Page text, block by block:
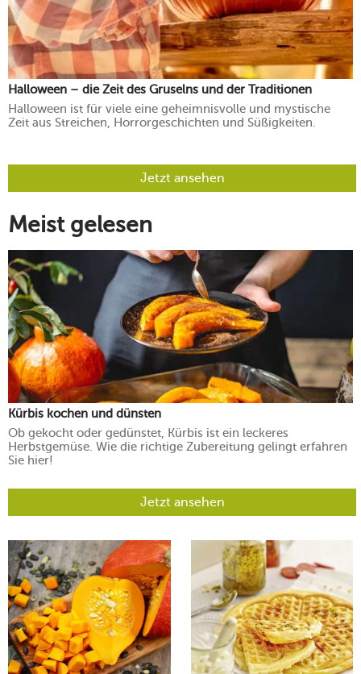
Halloween – die Zeit des Gruselns und der Traditionen
Halloween ist für viele eine geheimnisvolle und mystische
Zeit aus Streichen, Horrorgeschichten und Süßigkeiten.
Jetzt ansehen
Meist gelesen
Kürbis kochen und dünsten
Ob gekocht oder gedünstet, Kürbis ist ein leckeres
Herbstgemüse. Wie die richtige Zubereitung gelingt erfahren
Sie hier!
Jetzt ansehen